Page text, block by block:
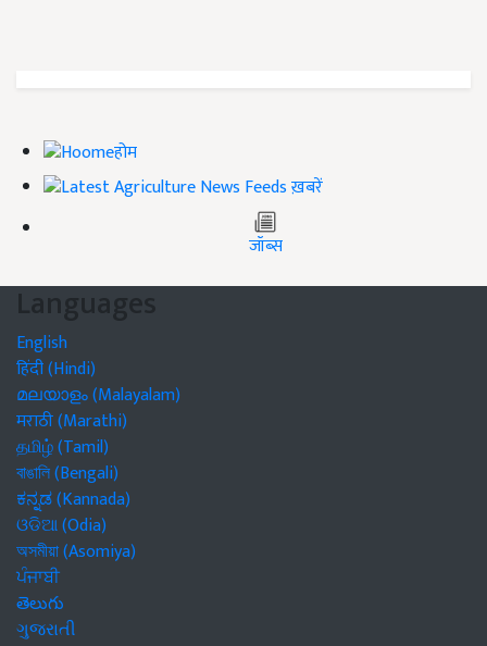
होम
ख़बरें
जॉब्स
Languages
English
हिंदी (Hindi)
മലയാളം (Malayalam)
मराठी (Marathi)
தமிழ் (Tamil)
বাঙালি (Bengali)
ಕನ್ನಡ (Kannada)
ଓଡିଆ (Odia)
অসমীয়া (Asomiya)
ਪੰਜਾਬੀ
తెలుగు
ગુજરાતી